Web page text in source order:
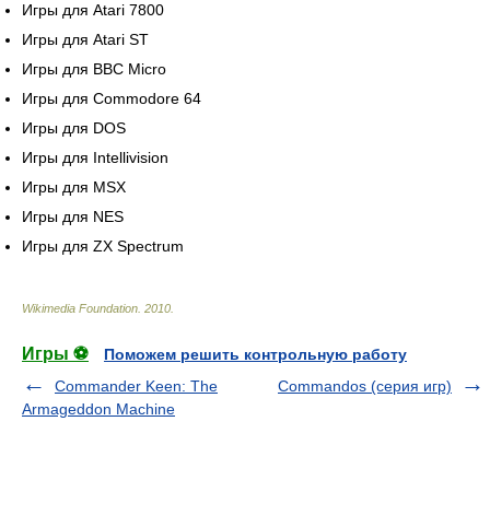
Игры для Atari 7800
Игры для Atari ST
Игры для BBC Micro
Игры для Commodore 64
Игры для DOS
Игры для Intellivision
Игры для MSX
Игры для NES
Игры для ZX Spectrum
Wikimedia Foundation 2010
Игры ⚽
Поможем решить контрольную работу
Commander Keen: The
Armageddon Machine
Commandos (серия игр)